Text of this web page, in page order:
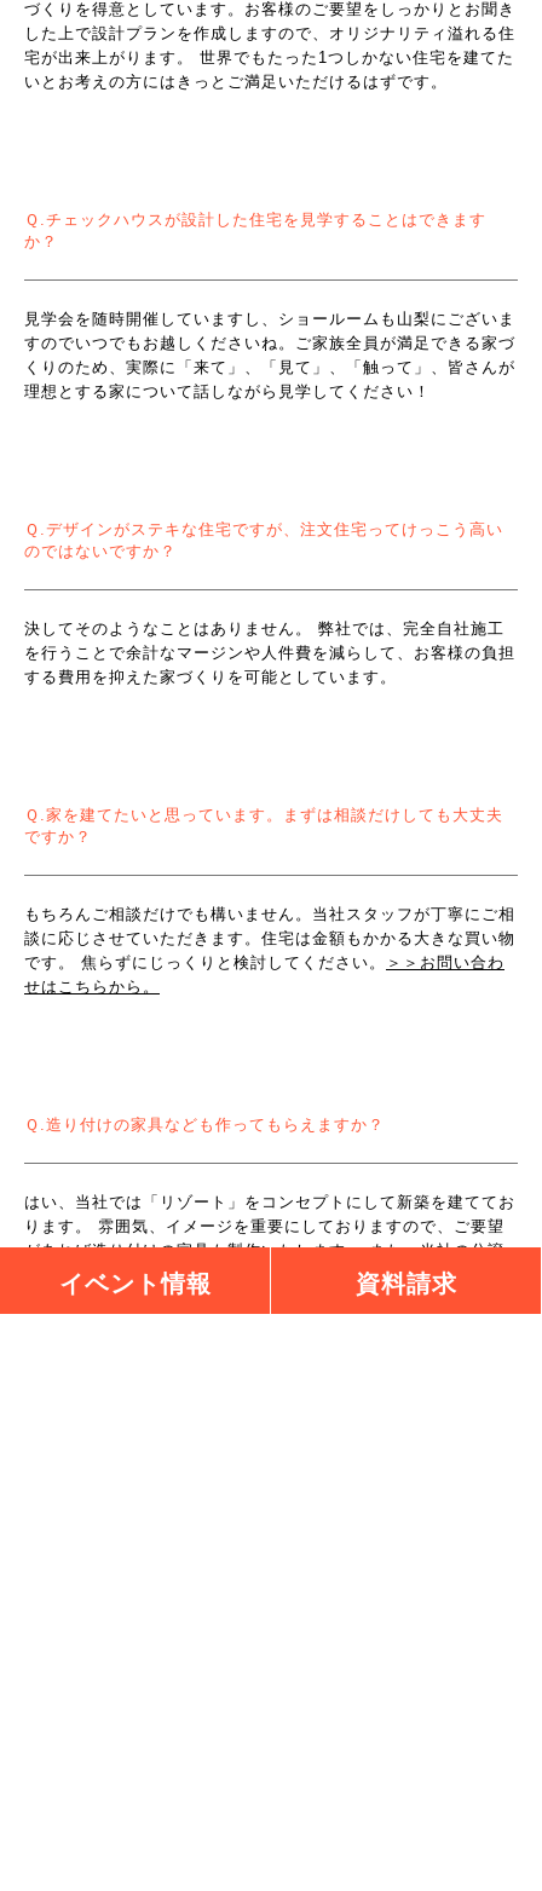
づくりを得意としています。お客様のご要望をしっかりとお聞き
した上で設計プランを作成しますので、オリジナリティ溢れる住
宅が出来上がります。 世界でもたった1つしかない住宅を建てた
いとお考えの方にはきっとご満足いただけるはずです。
Ｑ.チェックハウスが設計した住宅を見学することはできます
か？
見学会を随時開催していますし、ショールームも山梨にございま
すのでいつでもお越しくださいね。ご家族全員が満足できる家づ
くりのため、実際に「来て」、「見て」、「触って」、皆さんが
理想とする家について話しながら見学してください！
Ｑ.デザインがステキな住宅ですが、注文住宅ってけっこう高い
のではないですか？
決してそのようなことはありません。 弊社では、完全自社施工
を行うことで余計なマージンや人件費を減らして、お客様の負担
する費用を抑えた家づくりを可能としています。
Ｑ.家を建てたいと思っています。まずは相談だけしても大丈夫
ですか？
もちろんご相談だけでも構いません。当社スタッフが丁寧にご相
談に応じさせていただきます。住宅は金額もかかる大きな買い物
です。 焦らずにじっくりと検討してください。
＞＞ お問い合わ
せはこちらから。
Ｑ.造り付けの家具なども作ってもらえますか？
はい、当社では「リゾート」をコンセプトにして新築を建ててお
ります。 雰囲気、イメージを重要にしておりますので、ご要望
があれば造り付けの家具も製作いたします。 また、当社の分譲
住宅ではすでに造り付けの家具が提供できる状態となっておりま
す。 どのような家具かは実際見ていただいた方がイメージもつ
イベント情報 資料請求